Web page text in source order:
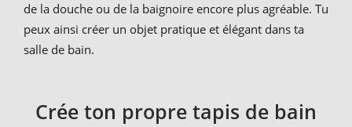
de la douche ou de la baignoire encore plus agréable. Tu
peux ainsi créer un objet pratique et élégant dans ta
salle de bain.
Crée ton propre tapis de bain